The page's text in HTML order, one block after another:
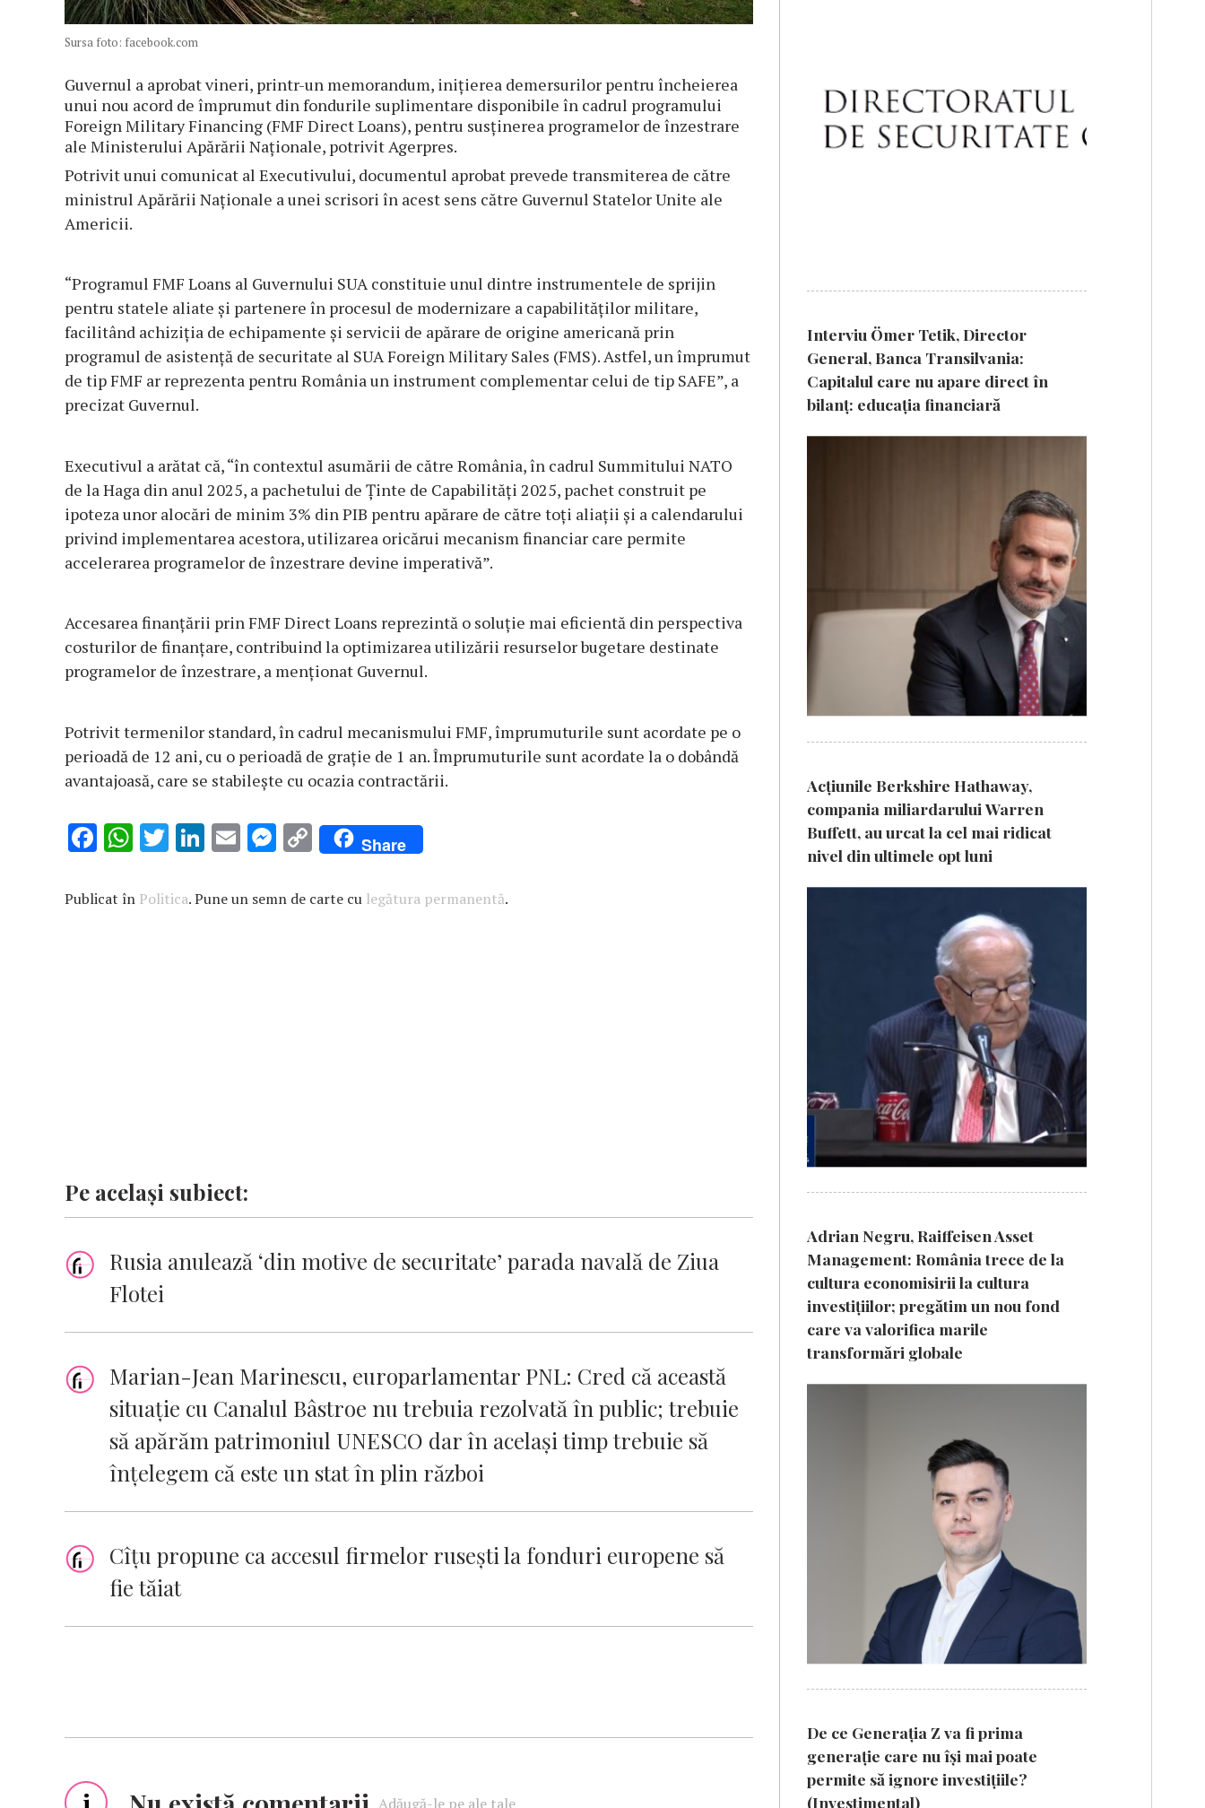
Sursa foto: facebook.com
Guvernul a aprobat vineri, printr-un memorandum, iniţierea demersurilor pentru încheierea
unui nou acord de împrumut din fondurile suplimentare disponibile în cadrul programului
Foreign Military Financing (FMF Direct Loans), pentru susţinerea programelor de înzestrare
ale Ministerului Apărării Naţionale, potrivit Agerpres.
Potrivit unui comunicat al Executivului, documentul aprobat prevede transmiterea de către
ministrul Apărării Naţionale a unei scrisori în acest sens către Guvernul Statelor Unite ale
Americii.
“Programul FMF Loans al Guvernului SUA constituie unul dintre instrumentele de sprijin
pentru statele aliate şi partenere în procesul de modernizare a capabilităţilor militare,
facilitând achiziţia de echipamente şi servicii de apărare de origine americană prin
programul de asistenţă de securitate al SUA Foreign Military Sales (FMS). Astfel, un împrumut
de tip FMF ar reprezenta pentru România un instrument complementar celui de tip SAFE”, a
precizat Guvernul.
Executivul a arătat că, “în contextul asumării de către România, în cadrul Summitului NATO
de la Haga din anul 2025, a pachetului de Ţinte de Capabilităţi 2025, pachet construit pe
ipoteza unor alocări de minim 3% din PIB pentru apărare de către toţi aliaţii şi a calendarului
privind implementarea acestora, utilizarea oricărui mecanism financiar care permite
accelerarea programelor de înzestrare devine imperativă”.
Accesarea finanţării prin FMF Direct Loans reprezintă o soluţie mai eficientă din perspectiva
costurilor de finanţare, contribuind la optimizarea utilizării resurselor bugetare destinate
programelor de înzestrare, a menţionat Guvernul.
Potrivit termenilor standard, în cadrul mecanismului FMF, împrumuturile sunt acordate pe o
perioadă de 12 ani, cu o perioadă de graţie de 1 an. Împrumuturile sunt acordate la o dobândă
avantajoasă, care se stabileşte cu ocazia contractării.
F
e
W
at
T
it
Li
k
E
ai
M
se
C
o
p
Share
Publicat în Politica. Pune un semn de carte cu legătura permanentă.
Pe același subiect:
Rusia anulează ‘din motive de securitate’ parada navală de Ziua
Flotei
Marian-Jean Marinescu, europarlamentar PNL: Cred că această
situaţie cu Canalul Bâstroe nu trebuia rezolvată în public; trebuie
să apărăm patrimoniul UNESCO dar în acelaşi timp trebuie să
înţelegem că este un stat în plin război
Cîţu propune ca accesul firmelor ruseşti la fonduri europene să
fie tăiat
Adăugă-le pe ale tale
Interviu Ömer Tetik, Director
General, Banca Transilvania:
Capitalul care nu apare direct în
bilanț: educația financiară
Acțiunile Berkshire Hathaway,
compania miliardarului Warren
Buffett, au urcat la cel mai ridicat
nivel din ultimele opt luni
Adrian Negru, Raiffeisen Asset
Management: România trece de la
cultura economisirii la cultura
investițiilor; pregătim un nou fond
care va valorifica marile
transformări globale
De ce Generația Z va fi prima
generație care nu își mai poate
permite să ignore investițiile?
(Investimental)